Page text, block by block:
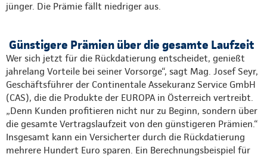
jünger. Die Prämie fällt niedriger aus.
Günstigere Prämien über die gesamte Laufzeit
Wer sich jetzt für die Rückdatierung entscheidet, genießt
jahrelang Vorteile bei seiner Vorsorge“, sagt Mag. Josef Seyr,
Geschäftsführer der Continentale Assekuranz Service GmbH
(CAS), die die Produkte der EUROPA in Österreich vertreibt.
„Denn Kunden profitieren nicht nur zu Beginn, sondern über
die gesamte Vertragslaufzeit von den günstigeren Prämien.“
Insgesamt kann ein Versicherter durch die Rückdatierung
mehrere Hundert Euro sparen. Ein Berechnungsbeispiel für